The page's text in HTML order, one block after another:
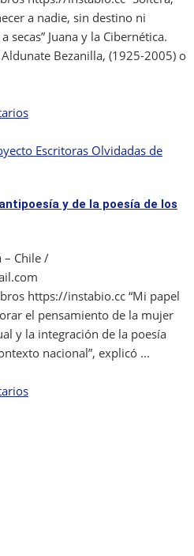
directora
chilena.
a nadie, sin destino ni
secas” Juana y la Cibernética.
Bezanilla, (1925-2005) o
en
mujer
ciencia
Elena
Aldunate
Escritoras Olvidadas de
y de la poesía de los
– Chile /
https://instabio.cc “Mi papel
el pensamiento de la mujer
y la integración de la poesía
nacional”, explicó ...
en